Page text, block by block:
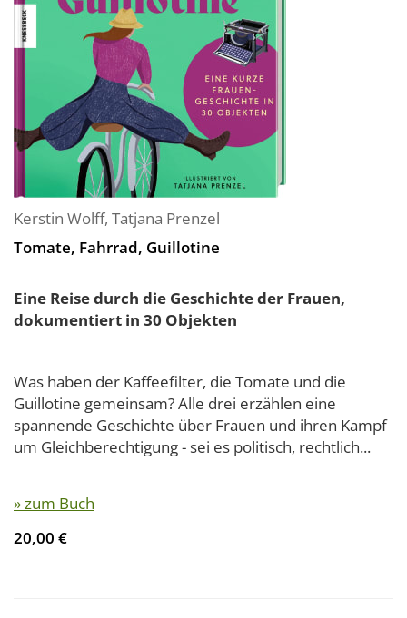
Kerstin Wolff, Tatjana Prenzel
Tomate, Fahrrad, Guillotine
Eine Reise durch die Geschichte der Frauen,
dokumentiert in 30 Objekten
Was haben der Kaffeefilter, die Tomate und die
Guillotine gemeinsam? Alle drei erzählen eine
spannende Geschichte über Frauen und ihren Kampf
um Gleichberechtigung - sei es politisch, rechtlich...
» zum Buch
20,00 €